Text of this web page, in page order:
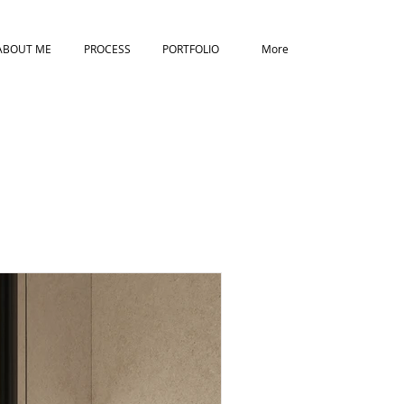
ME PROCESS PORTFOLIO More